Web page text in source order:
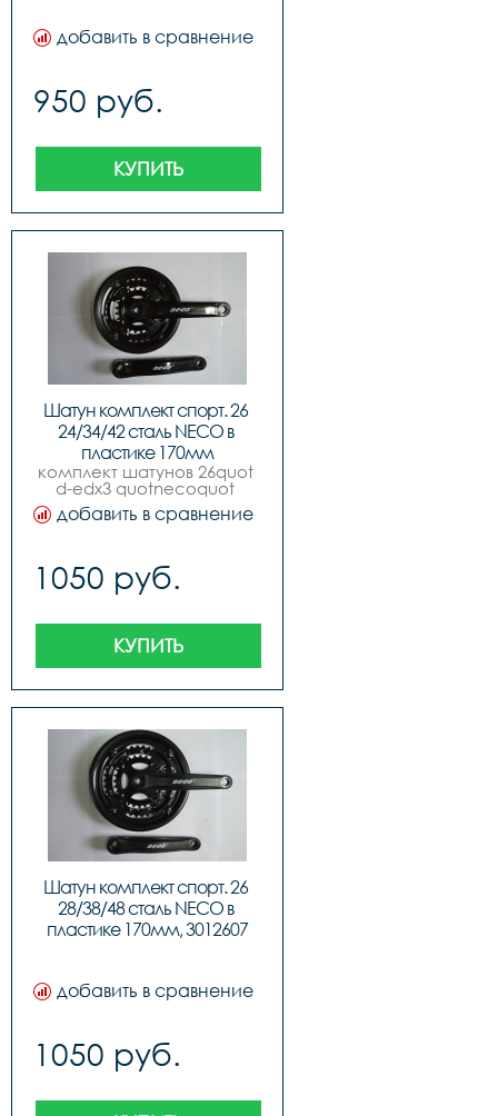
добавить в сравнение
950 руб.
КУПИТЬ
Шатун комплект спорт. 26
24/34/42 сталь NECO в
пластике 170мм
комплект шатунов 26quot
d-edх3 quotnecoquot
nsp3002, 170mm, 243442,
черный, с пластиковой
добавить в сравнение
1050 руб.
КУПИТЬ
Шатун комплект спорт. 26
28/38/48 сталь NECO в
пластике 170мм, 3012607
добавить в сравнение
1050 руб.